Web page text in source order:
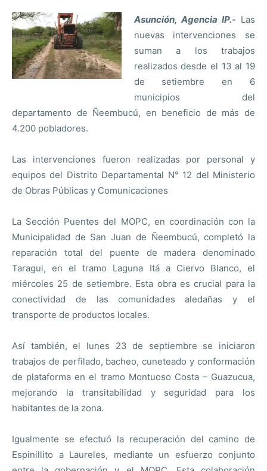
Asunción, Agencia IP.- Las
nuevas intervenciones se
suman a los trabajos
realizados desde el 13 al 19
de setiembre en 6
municipios del
departamento de Ñeembucú, en beneficio de más de
4.200 pobladores.
Las intervenciones fueron realizadas por personal y
equipos del Distrito Departamental N° 12 del Ministerio
de Obras Públicas y Comunicaciones
La Sección Puentes del MOPC, en coordinación con la
Municipalidad de San Juan de Ñeembucú, completó la
reparación total del puente de madera denominado
Taragui, en el tramo Laguna Itá a Ciervo Blanco, el
miércoles 25 de setiembre. Esta obra es crucial para la
conectividad de las comunidades aledañas y el
transporte de productos locales.
Así también, el lunes 23 de septiembre se iniciaron
trabajos de perfilado, bacheo, cuneteado y conformación
de plataforma en el tramo Montuoso Costa – Guazucua,
mejorando la transitabilidad y seguridad para los
habitantes de la zona.
Igualmente se efectuó la recuperación del camino de
Espinillito a Laureles, mediante un esfuerzo conjunto